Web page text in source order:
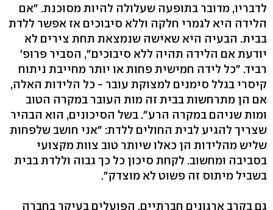
לדבריו, מדובר בתופעה שעלולה להיות מסוכנת. "אם
הלידה היא לגמרי חלקה וללא סיבוכים אז אפשר ללדת
בבית. הבעיה היא שאישה שנמצאת תחת צירים לא
יודעת אם הלידה תהיה ללא סיבוכים", הסביר פרופ'
רביד. "כל לידה חמישית פחות או יותר מחייבת ניתוח
קיסרי בגלל סימנים למצוקת עובר - כל הלידות האלה,
אם הן מתרחשות בבית זה מות העובר במקרה הטוב
ומות שניהם במקרה הרע". בשל הסיכונים, הוא הבהיר
שצריך להגיע לבית החולים ללדת: "אני חושב שלפחות
שליש מהלידות הן כאלו שיותר טוב צוות מקצועי
בסביבה ומחשוב. לקחת סיכון כל כך גבוה וללדת בבית
בשביל מיתוס זה פשוט לא מוצדק".
גם בקרב ארגונים חברתיים, הפועלים בעיקר בחברה